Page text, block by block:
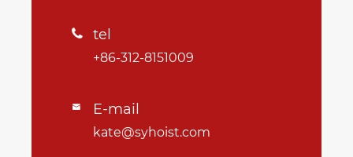
 tel
+86-312-8151009
 E-mail
kate@syhoist.com